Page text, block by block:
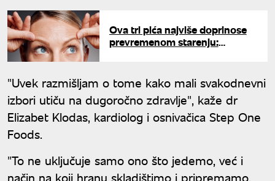
Ova tri pića najviše doprinose
prevremenom starenju:
"Uvek razmišljam o tome kako mali svakodnevni
izbori utiču na dugoročno zdravlje", kaže dr
Elizabet Klodas, kardiolog i osnivačica Step One
Foods.
"To ne uključuje samo ono što jedemo, već i
način na koji hranu skladištimo i pripremamo.